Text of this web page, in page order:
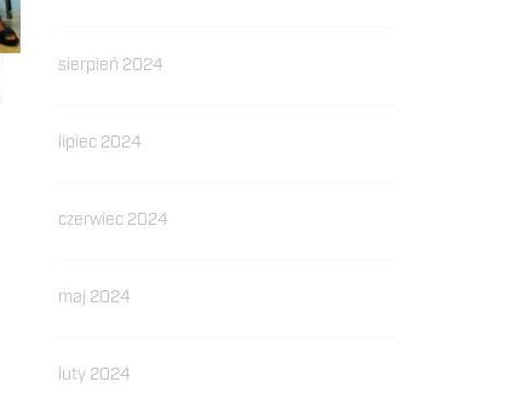
sierpień 2024
lipiec 2024
czerwiec 2024
maj 2024
luty 2024